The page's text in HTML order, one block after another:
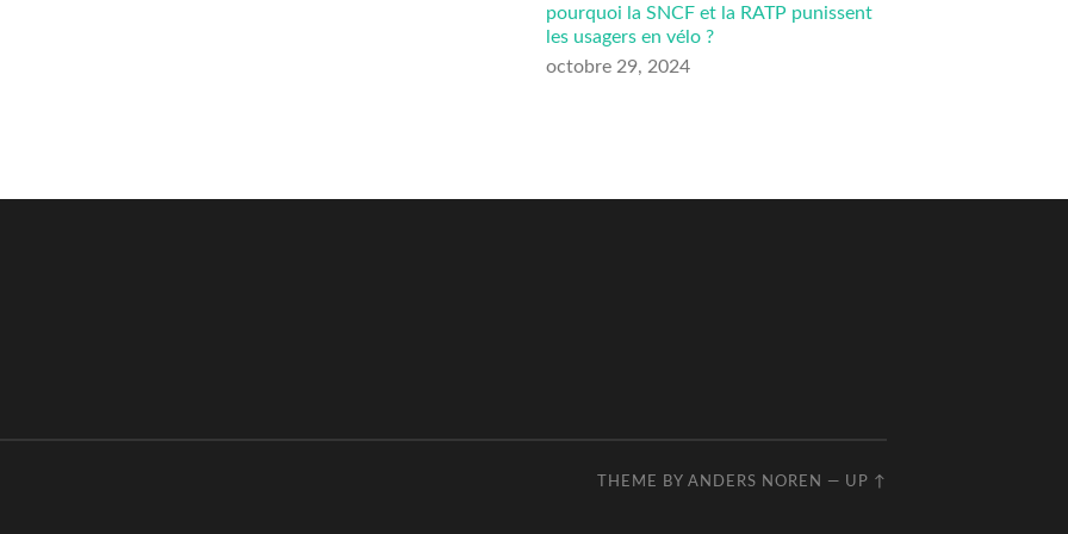
pourquoi la SNCF et la RATP punissent
les usagers en vélo ?
octobre 29, 2024
THEME BY ANDERS NOREN — UP ↑